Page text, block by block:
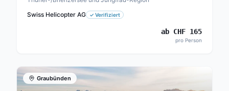
Swiss Helicopter AG
✓ Verifiziert
ab CHF 165
pro Person
Graubünden